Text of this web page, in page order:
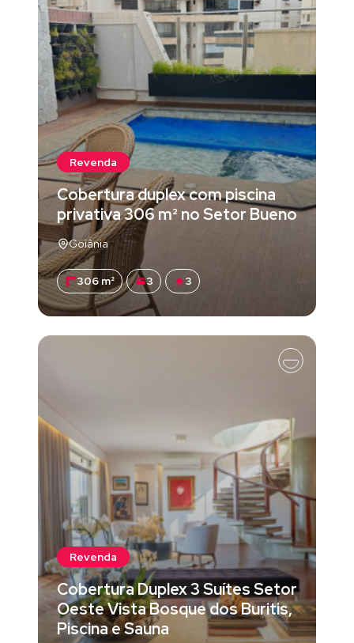
Revenda
Cobertura duplex com piscina
privativa 306 m² no Setor Bueno
Goiânia
306 m² 3 3
Revenda
Cobertura Duplex 3 Suítes Setor
Oeste Vista Bosque dos Buritis,
Piscina e Sauna